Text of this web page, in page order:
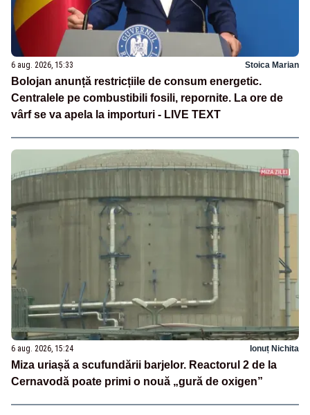
6 aug. 2026, 15:33 Stoica Marian
Bolojan anunță restricțiile de consum energetic.
Centralele pe combustibili fosili, repornite. La ore de
vârf se va apela la importuri - LIVE TEXT
6 aug. 2026, 15:24 Ionuț Nichita
Miza uriașă a scufundării barjelor. Reactorul 2 de la
Cernavodă poate primi o nouă „gură de oxigen”